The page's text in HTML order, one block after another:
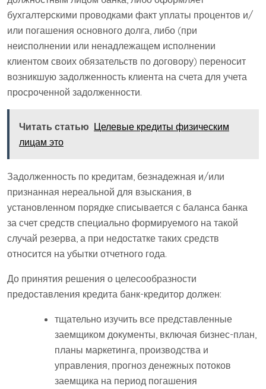
бухгалтерскими проводками факт уплаты процентов и/
или погашения основного долга, либо (при
неисполнении или ненадлежащем исполнении
клиентом своих обязательств по договору) переносит
возникшую задолженность клиента на счета для учета
просроченной задолженности.
Читать статью Целевые кредиты физическим
лицам это
Задолженность по кредитам, безнадежная и/или
признанная нереальной для взыскания, в
установленном порядке списывается с баланса банка
за счет средств специально формируемого на такой
случай резерва, а при недостатке таких средств
относится на убытки отчетного года.
До принятия решения о целесообразности
предоставления кредита банк-кредитор должен:
тщательно изучить все представленные
заемщиком документы, включая бизнес-план,
планы маркетинга, производства и
управления, прогноз денежных потоков
заемщика на период погашения